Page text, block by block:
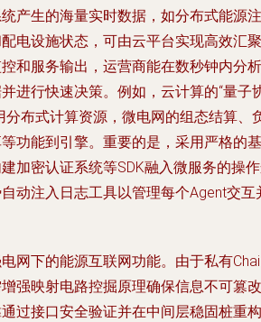
产生的海量实时数据，如分布式能源注
电设施状态，可由云平台实现高效汇聚
和服务输出，运营商能在数秒钟内分析
进行快速决策。例如，云计算的“量子
分布式计算资源，微电网的组态结算、
功能到引擎。重要的是，采用严格的基
加密认证系统等SDK融入微服务的操
动注入日志工具以管理每个Agent交互
网下的能源互联网功能。由于私有
强映射电路控掘原理确保信息不可篡改
过接口安全验证并在中间层稳固桩重构